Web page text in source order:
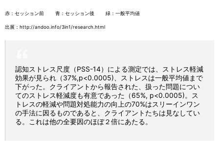
赤：セッション前 青：セッション後 緑：一般平均値
出展： http://andoo.info/3in1/research.html
認知ストレス尺度（PSS-14）による測定では、ストレス軽減
効果が見られ（37%,p<0.0005)、ストレスは一般平均値まで
下がった。クライアントから報告された、扱った問題につい
てのストレス軽減度も有意であった（65%, p<0.0005)。ス
トレスの軽減や問題対処能力の向上の70%はスリーインワン
の手法に因るものであると、クライアントたちは見なしてい
る。これは他の全要因のほぼ２倍にあたる。